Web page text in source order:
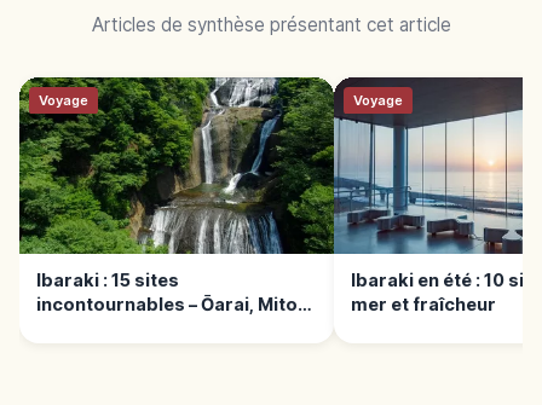
Articles de synthèse présentant cet article
Voyage
Ibaraki : 15 sites
incontournables – Ōarai, Mito
Voyage
Ibaraki en été : 10
mer et fraîcheur